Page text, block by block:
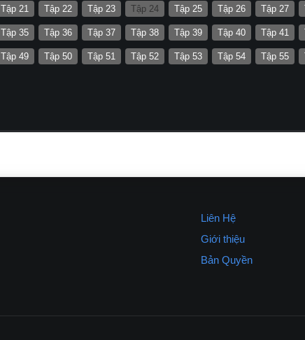
Tập 21 Tập 22 Tập 23 Tập 24 Tập 25 Tập 26 Tập 27
Tập 35 Tập 36 Tập 37 Tập 38 Tập 39 Tập 40 Tập 41
Tập 49 Tập 50 Tập 51 Tập 52 Tập 53 Tập 54 Tập 55
Liên Hệ
Giới thiệu
Bản Quyền